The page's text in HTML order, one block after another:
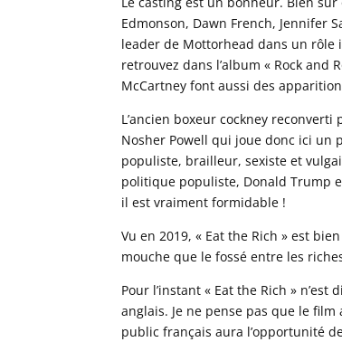
Edmonson, Dawn French, Jennifer
leader de Mottorhead dans un rôle
retrouvez dans l’album « Rock and
McCartney font aussi des
L’ancien boxeur cockney
Nosher Powell qui joue donc ici un
populiste, brailleur, sexiste et
politique populiste, Donald Trump
il est vraiment formidable !
Vu en 2019, « Eat the Rich » est
mouche que le fossé entre les
Pour l’instant « Eat the Rich »
anglais. Je ne pense pas que le
public français aura l’opportunité